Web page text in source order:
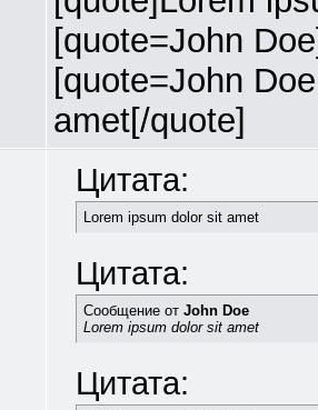
[quote=John
[quote=John
amet[/quote]
Цитата:
Lorem ipsum dolor sit amet
Цитата:
Сообщение от John Doe
Lorem ipsum dolor sit amet
Цитата: